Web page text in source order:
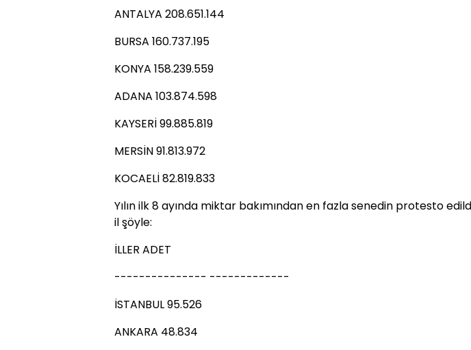
ANTALYA 208.651.144
BURSA 160.737.195
KONYA 158.239.559
ADANA 103.874.598
KAYSERİ 99.885.819
MERSİN 91.813.972
KOCAELİ 82.819.833
Yılın ilk 8 ayında miktar bakımından en fazla senedin protesto
il şöyle:
İLLER ADET
--------------- -------------
İSTANBUL 95.526
ANKARA 48.834